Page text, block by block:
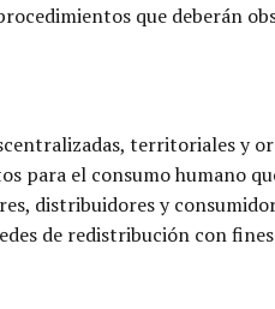
que deberán
territoriales y
para el consumo humano
distribuidores y
de redistribución con fines